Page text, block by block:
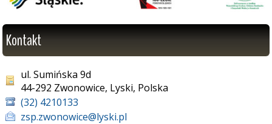
Kontakt
ul. Sumińska 9d
44-292 Zwonowice, Lyski, Polska
(32) 4210133
zsp.zwonowice@lyski.pl